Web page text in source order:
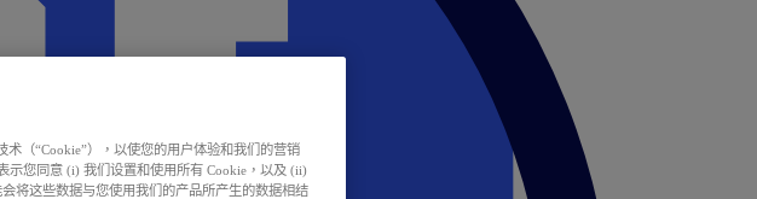
术（“Cookie”），以使您的用户体验和我们的营销
示您同意 (i) 我们设置和使用所有 Cookie，以及 (ii)
将这些数据与您使用我们的产品所产生的数据相结